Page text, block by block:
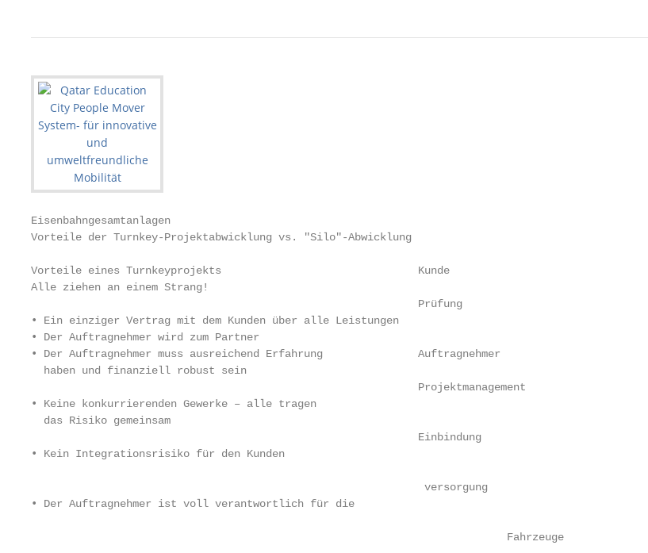
Eisenbahngesamtanlagen
Vorteile der Turnkey-Projektabwicklung vs. "Silo"-Abwicklung
Vorteile eines Turnkeyprojekts                               Kunde
Alle ziehen an einem Strang!
                                                             Prüfung
• Ein einziger Vertrag mit dem Kunden über alle Leistungen
• Der Auftragnehmer wird zum Partner
• Der Auftragnehmer muss ausreichend Erfahrung               Auftragnehmer
  haben und finanziell robust sein
                                                             Projektmanagement
• Keine konkurrierenden Gewerke – alle tragen
  das Risiko gemeinsam
                                                             Einbindung
• Kein Integrationsrisiko für den Kunden
                                                              versorgung
• Der Auftragnehmer ist voll verantwortlich für die
                                                                           Fahrzeuge